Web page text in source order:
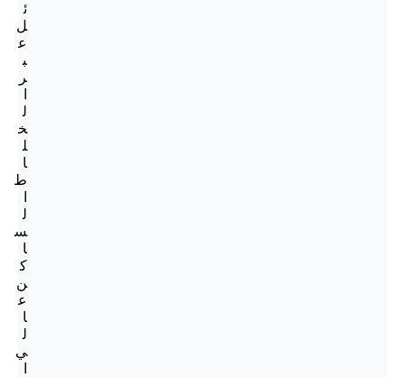
ئ
ل
ع
ب
ر
ل
خ
ل
ا
ط
ل
س
ا
ك
ن
ع
ا
ل
ي